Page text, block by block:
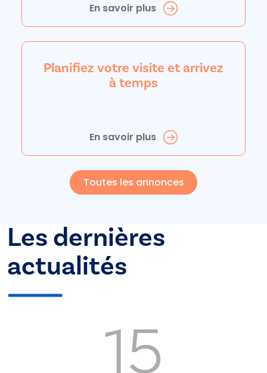
En savoir plus
Planifiez votre visite et arrivez
à temps
En savoir plus
Toutes les annonces
Les dernières
actualités
15